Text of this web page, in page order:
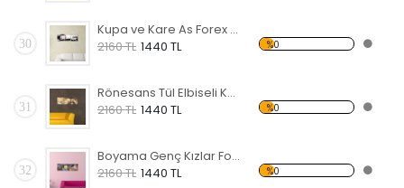
30
Kupa ve Kare As Forex Tablo
2160 TL 1440 TL %0
31
Rönesans Tül Elbiseli KadınForex Tablo
2160 TL 1440 TL %0
32
Boyama Genç Kızlar Forex Tablo
2160 TL 1440 TL %0